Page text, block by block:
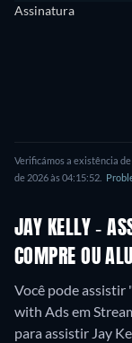
Assinatura
Verificámos a existência
de 2026 às 04:15:52.
JAY KELLY -
COMPRE OU
Você pode
with Ads em
para assistir Jay